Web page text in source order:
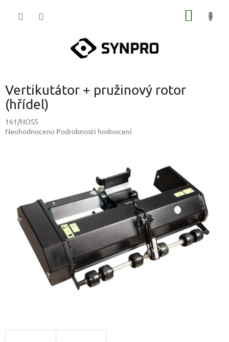
Vertikutátor + pružinový rotor
(hřídel)
161/NOS5
Průměrné
hvězdiček.
Neohodnoceno Podrobnosti hodnocení